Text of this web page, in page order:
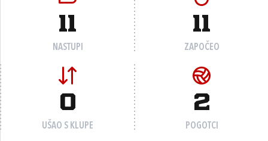
11
NASTUPI
11
ZAPOČEO
0
UŠAO S KLUPE
2
POGOTCI